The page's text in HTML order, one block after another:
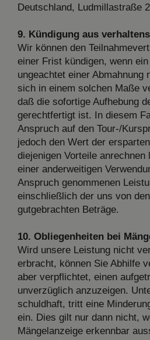
Deutschland, Ludmillastraße
9. Kündigung aus
Wir können den
einer Frist kündigen, wenn
ungeachtet einer Abmahnung
sich in einem solchen Maße
daß die sofortige Aufhebung
gerechtfertigt ist. In diesem
Anspruch auf den Tour-/
jedoch den Wert der
diejenigen Vorteile
einer anderweitigen
Anspruch genommenen
einschließlich der uns von
gutgebrachten Beträge.
10. Obliegenheiten bei
Wird unsere Leistung nicht
erbracht, können Sie Abhilfe
aber verpflichtet, einen
unverzüglich anzuzeigen.
schuldhaft, tritt eine
ein. Dies gilt nur dann nicht,
Mängelanzeige erkennbar